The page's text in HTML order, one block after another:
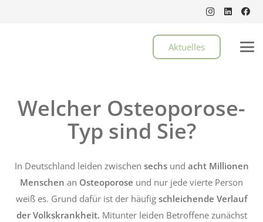
Aktuelles
Welcher Osteoporose-
Typ sind Sie?
In Deutschland leiden zwischen sechsund acht Millionen
Menschen an Osteoporose und nur jede vierte Person
weiß es. Grund dafür ist der häufig schleichende Verlauf
der Volkskrankheit. Mitunter leiden Betroffene zunächst